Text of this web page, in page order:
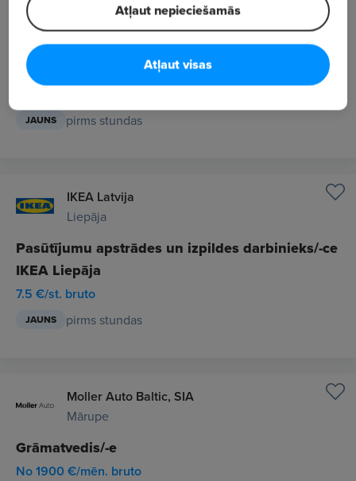
Moller Auto Baltic, SIA
Automobiļu mazgātājs/-a
JAUNS pirms stundas
IKEA Latvija
Liepāja
Pasūtījumu apstrādes un izpildes darbinieks/-ce
IKEA Liepāja
7.5 €/st. bruto
JAUNS pirms stundas
Moller Auto Baltic, SIA
Mārupe
Grāmatvedis/-e
No 1900 €/mēn. bruto
Atļaut nepieciešamās
Atļaut visas